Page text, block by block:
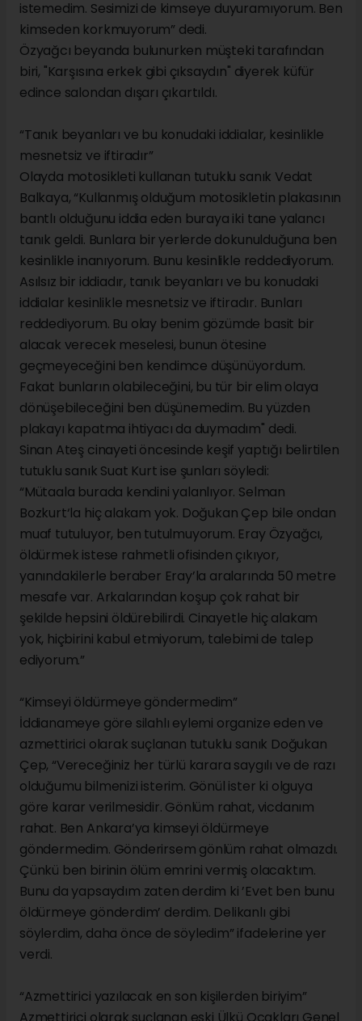
istemedim. Sesimizi de kimseye duyuramıyorum. Ben
kimseden korkmuyorum” dedi.
Özyağcı beyanda bulunurken müşteki tarafından
biri, "Karşısına erkek gibi çıksaydın" diyerek küfür
edince salondan dışarı çıkartıldı.
“Tanık beyanları ve bu konudaki iddialar, kesinlikle
mesnetsiz ve iftiradır”
Olayda motosikleti kullanan tutuklu sanık Vedat
Balkaya, “Kullanmış olduğum motosikletin plakasının
bantlı olduğunu iddia eden buraya iki tane yalancı
tanık geldi. Bunlara bir yerlerde dokunulduğuna ben
kesinlikle inanıyorum. Bunu kesinlikle reddediyorum.
Asılsız bir iddiadır, tanık beyanları ve bu konudaki
iddialar kesinlikle mesnetsiz ve iftiradır. Bunları
reddediyorum. Bu olay benim gözümde basit bir
alacak verecek meselesi, bunun ötesine
geçmeyeceğini ben kendimce düşünüyordum.
Fakat bunların olabileceğini, bu tür bir elim olaya
dönüşebileceğini ben düşünemedim. Bu yüzden
plakayı kapatma ihtiyacı da duymadım" dedi.
Sinan Ateş cinayeti öncesinde keşif yaptığı belirtilen
tutuklu sanık Suat Kurt ise şunları söyledi:
“Mütaala burada kendini yalanlıyor. Selman
Bozkurt‘la hiç alakam yok. Doğukan Çep bile ondan
muaf tutuluyor, ben tutulmuyorum. Eray Özyağcı,
öldürmek istese rahmetli ofisinden çıkıyor,
yanındakilerle beraber Eray’la aralarında 50 metre
mesafe var. Arkalarından koşup çok rahat bir
şekilde hepsini öldürebilirdi. Cinayetle hiç alakam
yok, hiçbirini kabul etmiyorum, talebimi de talep
ediyorum.”
“Kimseyi öldürmeye göndermedim”
İddianameye göre silahlı eylemi organize eden ve
azmettirici olarak suçlanan tutuklu sanık Doğukan
Çep, “Vereceğiniz her türlü karara saygılı ve de razı
olduğumu bilmenizi isterim. Gönül ister ki olguya
göre karar verilmesidir. Gönlüm rahat, vicdanım
rahat. Ben Ankara’ya kimseyi öldürmeye
göndermedim. Gönderirsem gönlüm rahat olmazdı.
Çünkü ben birinin ölüm emrini vermiş olacaktım.
Bunu da yapsaydım zaten derdim ki ’Evet ben bunu
öldürmeye gönderdim’ derdim. Delikanlı gibi
söylerdim, daha önce de söyledim” ifadelerine yer
verdi.
“Azmettirici yazılacak en son kişilerden biriyim”
Azmettirici olarak suçlanan eski Ülkü Ocakları Genel